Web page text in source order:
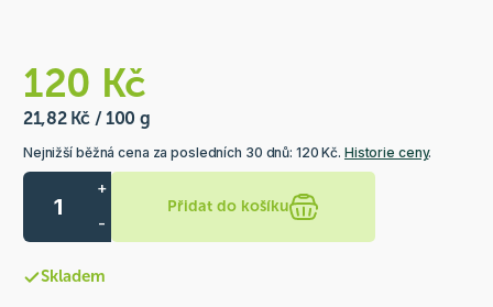
120 Kč
21,82 Kč / 100 g
Nejnižší běžná cena za posledních 30 dnů: 120 Kč. Historie ceny.
+
-
Přidat do košíku
Skladem